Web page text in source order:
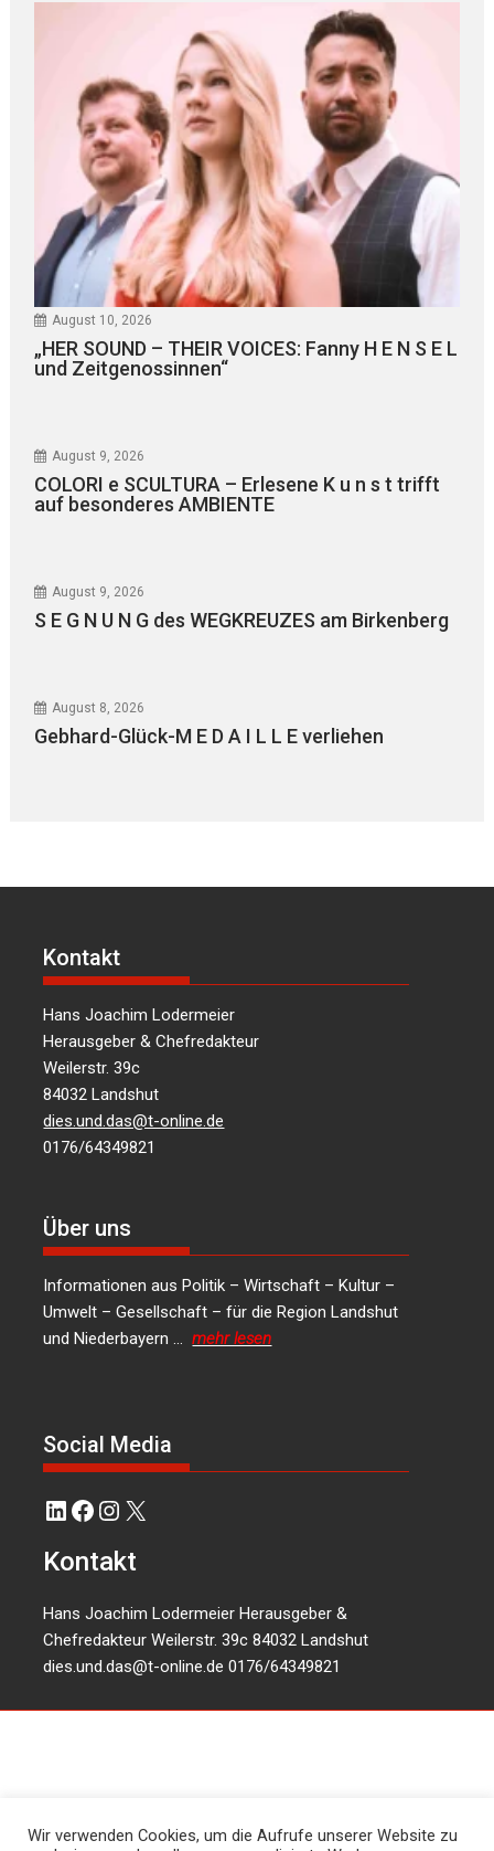
August 10, 2026
„HER SOUND – THEIR VOICES: Fanny H E N S E L
und Zeitgenossinnen“
August 9, 2026
COLORI e SCULTURA – Erlesene K u n s t trifft
auf besonderes AMBIENTE
August 9, 2026
S E G N U N G des WEGKREUZES am Birkenberg
August 8, 2026
Gebhard-Glück-M E D A I L L E verliehen
Kontakt
Hans Joachim Lodermeier
Herausgeber & Chefredakteur
Weilerstr. 39c
84032 Landshut
dies.und.das@t-online.de
0176/64349821
Über uns
Informationen aus Politik – Wirtschaft – Kultur –
Umwelt – Gesellschaft – für die Region Landshut
und Niederbayern …mehr lesen
Social Media
LinkedIn
Facebook
Instagram
X
Kontakt
Hans Joachim Lodermeier Herausgeber &
Chefredakteur Weilerstr. 39c 84032 Landshut
dies.und.das@t-online.de 0176/64349821
Wir verwenden Cookies, um die Aufrufe unserer Website zu